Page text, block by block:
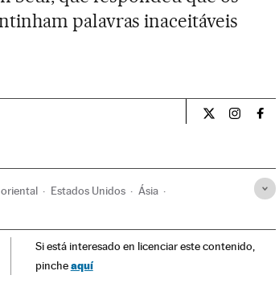
palavras inaceitáveis
oriental Estados Unidos Ásia
Si está interesado en licenciar este contenido,
pincheaquí